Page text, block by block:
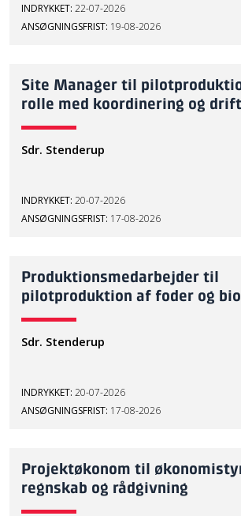
INDRYKKET: 22-07-2026
ANSØGNINGSFRIST: 19-08-2026
Site Manager til
rolle med koordinering og drift
Sdr. Stenderup
INDRYKKET: 20-07-2026
ANSØGNINGSFRIST: 17-08-2026
Produktionsmedarbejder til
pilotproduktion af foder og
Sdr. Stenderup
INDRYKKET: 20-07-2026
ANSØGNINGSFRIST: 17-08-2026
Projektøkonom til
regnskab og rådgivning